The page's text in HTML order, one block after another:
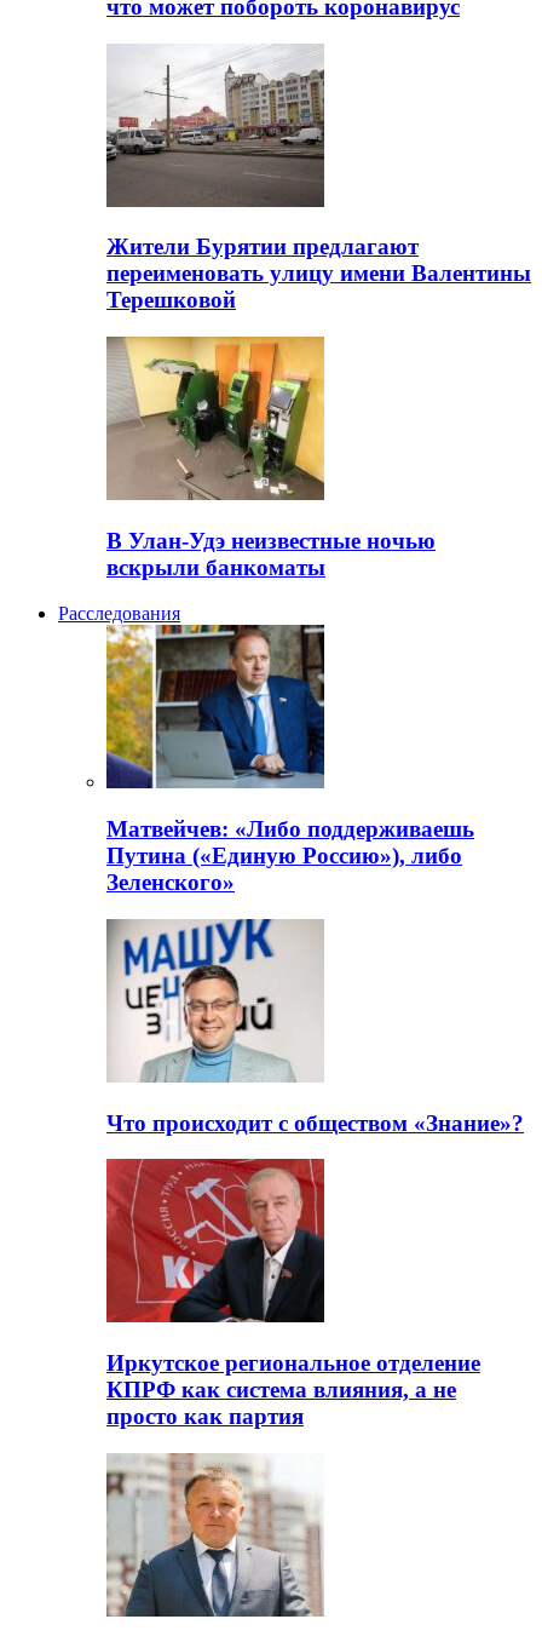
что может побороть коронавирус
Жители Бурятии предлагают
переименовать улицу имени Валентины
Терешковой
В Улан-Удэ неизвестные ночью
вскрыли банкоматы
Расследования
Матвейчев: «Либо поддерживаешь
Путина («Единую Россию»), либо
Зеленского»
Что происходит с обществом «Знание»?
Иркутское региональное отделение
КПРФ как система влияния, а не
просто как партия